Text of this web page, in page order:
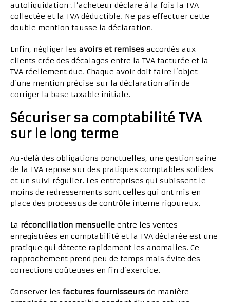
autoliquidation : l’acheteur déclare à la fois la TVA
collectée et la TVA déductible. Ne pas effectuer cette
double mention fausse la déclaration.
Enfin, négliger les avoirs et remises accordés aux
clients crée des décalages entre la TVA facturée et la
TVA réellement due. Chaque avoir doit faire l’objet
d’une mention précise sur la déclaration afin de
corriger la base taxable initiale.
Sécuriser sa comptabilité TVA
sur le long terme
Au-delà des obligations ponctuelles, une gestion saine
de la TVA repose sur des pratiques comptables solides
et un suivi régulier. Les entreprises qui subissent le
moins de redressements sont celles qui ont mis en
place des processus de contrôle interne rigoureux.
La réconciliation mensuelle entre les ventes
enregistrées en comptabilité et la TVA déclarée est une
pratique qui détecte rapidement les anomalies. Ce
rapprochement prend peu de temps mais évite des
corrections coûteuses en fin d’exercice.
Conserver les factures fournisseurs de manière